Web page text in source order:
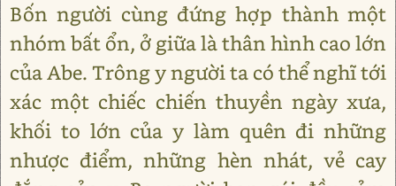
Bốn người cùng đứng hợp thành một
nhóm bất ổn, ở giữa là thân hình cao lớn
của Abe. Trông y người ta có thể nghĩ tới
xác một chiếc chiến thuyền ngày xưa,
khối to lớn của y làm quên đi những
nhược điểm, những hèn nhát, vẻ cay